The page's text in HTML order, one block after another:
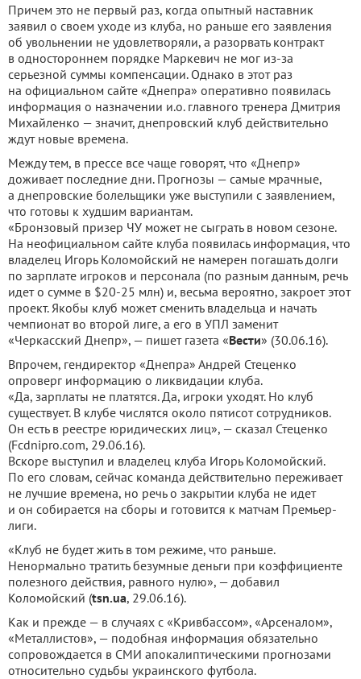
Причем это не первый раз, когда опытный наставник
заявил о своем уходе из клуба, но раньше его заявления
об увольнении не удовлетворяли, а разорвать контракт
в одностороннем порядке Маркевич не мог из-за
серьезной суммы компенсации. Однако в этот раз
на официальном сайте «Днепра» оперативно появилась
информация о назначении и.о. главного тренера Дмитрия
Михайленко — значит, днепровский клуб действительно
ждут новые времена.
Между тем, в прессе все чаще говорят, что «Днепр»
доживает последние дни. Прогнозы — самые мрачные,
а днепровские болельщики уже выступили с заявлением,
что готовы к худшим вариантам.
«Бронзовый призер ЧУ может не сыграть в новом сезоне.
На неофициальном сайте клуба появилась информация, что
владелец Игорь Коломойский не намерен погашать долги
по зарплате игроков и персонала (по разным данным, речь
идет о сумме в $20-25 млн) и, весьма вероятно, закроет этот
проект. Якобы клуб может сменить владельца и начать
чемпионат во второй лиге, а его в УПЛ заменит
«Черкасский Днепр», — пишет газета «Вести» (30.06.16).
Впрочем, гендиректор «Днепра» Андрей Стеценко
опроверг информацию о ликвидации клуба.
«Да, зарплаты не платятся. Да, игроки уходят. Но клуб
существует. В клубе числятся около пятисот сотрудников.
Он есть в реестре юридических лиц», — сказал Стеценко
(Fcdnipro.com, 29.06.16).
Вскоре выступил и владелец клуба Игорь Коломойский.
По его словам, сейчас команда действительно переживает
не лучшие времена, но речь о закрытии клуба не идет
и он собирается на сборы и готовится к матчам Премьер-
лиги.
«Клуб не будет жить в том режиме, что раньше.
Ненормально тратить безумные деньги при коэффициенте
полезного действия, равного нулю», — добавил
Коломойский (tsn.ua, 29.06.16).
Как и прежде — в случаях с «Кривбассом», «Арсеналом»,
«Металлистов», — подобная информация обязательно
сопровождается в СМИ апокалиптическими прогнозами
относительно судьбы украинского футбола.